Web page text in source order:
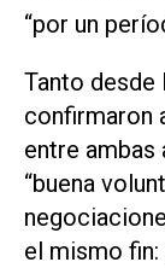
“por un
Tanto desde
confirmaron
entre ambas
“buena
el mismo